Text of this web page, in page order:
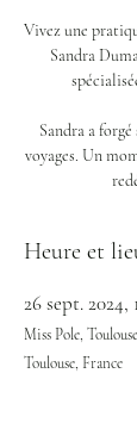
Vivez une
Sandra
Sandra a
voyages. Un
Heure et
26 sept. 2024,
Miss Pole,
Toulouse, France